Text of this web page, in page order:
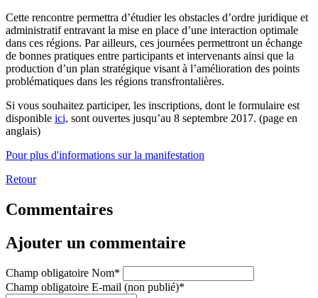
Cette rencontre permettra d’étudier les obstacles d’ordre juridique et
administratif entravant la mise en place d’une interaction optimale
dans ces régions. Par ailleurs, ces journées permettront un échange
de bonnes pratiques entre participants et intervenants ainsi que la
production d’un plan stratégique visant à l’amélioration des points
problématiques dans les régions transfrontalières.
Si vous souhaitez participer, les inscriptions, dont le formulaire est
disponible ici, sont ouvertes jusqu’au 8 septembre 2017. (page en
anglais)
Pour plus d'informations sur la manifestation
Retour
Commentaires
Ajouter un commentaire
Champ obligatoire Nom*
Champ obligatoire E-mail (non publié)*